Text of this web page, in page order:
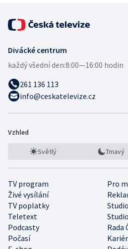
Divácké centrum
každý všední den:8:00—16:00 hodin
261 136 113
info@ceskatelevize.cz
Vzhled
Světlý Tmavý
TV program
Pro
Živé vysílání
TV poplatky
Teletext
Podcasty
Rada
Počasí